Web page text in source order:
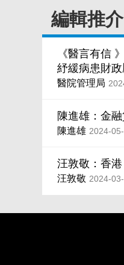
編輯推介
《醫言有信
紓緩病患財政
醫院管理局
陳進雄：金
陳進雄 2024-
汪敦敬：香
汪敦敬 2024-